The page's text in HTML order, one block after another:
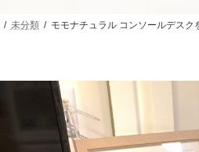
未分類 モモナチュラル コンソールデスク